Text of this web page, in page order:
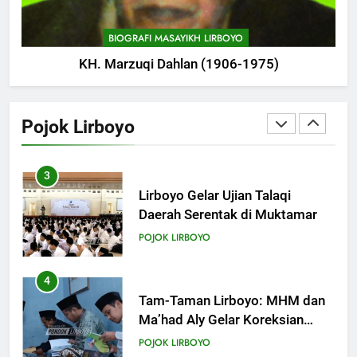
Khutbah Jumat: Mari Mendidik
19
Para Suami
KHUTBAH
20
Bulan Syawal
KHUTBAH
BIOGRAFI MASAYIKH LIRBOYO
KH. Marzuqi Dahlan (1906-1975)
Pojok Lirboyo
Mahrus Digelar di PP Al
Mahrusiyah III Kediri
POJOK LIRBOYO
Ikonik: Menilik Wajah Baru
Langgar Angkring, Cikal Bakal
Ponpes Lirboyo yang Selesai
3
Lirboyo Gelar Ujian Talaqi
Daerah Serentak di Muktamar
POJOK LIRBOYO
4
Tam-Taman Lirboyo: MHM dan
Ma’had Aly Gelar Koreksian
Kitab Semester Ganjil
POJOK LIRBOYO